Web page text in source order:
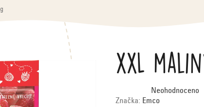
XXL
Průměrné
hodnocení
produktu
je
Neohodnoceno
Značka: Emco